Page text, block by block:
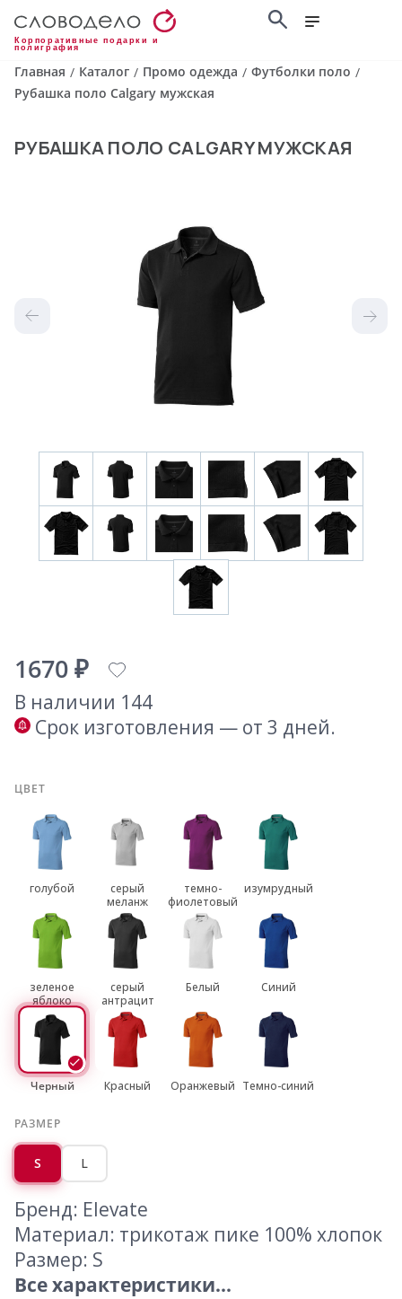
Корпоративные подарки и
полиграфия
Главная / Каталог / Промо одежда / Футболки поло /
Рубашка поло Calgary мужская
РУБАШКА ПОЛО CALGARY МУЖСКАЯ
1670 ₽
В наличии 144
Срок изготовления — от 3 дней.
ЦВЕТ
голубой
серый
меланж
темно-
фиолетовый
изумрудный
зеленое
яблоко
серый
антрацит
Белый Синий
Черный Красный Оранжевый Темно-синий
РАЗМЕР
S L
Бренд: Elevate
Материал: трикотаж пике 100% хлопок
Размер: S
Все характеристики...